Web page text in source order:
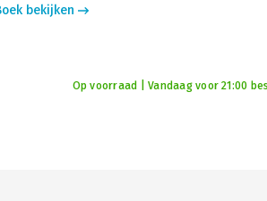
bekijken
Op voorraad | Vandaag voor 21:00